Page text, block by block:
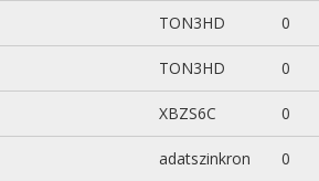
TON3HD 0
TON3HD 0
XBZS6C 0
adatszinkron 0